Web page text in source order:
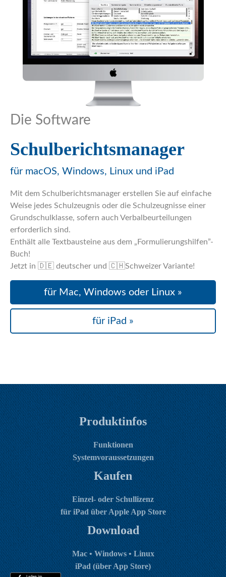
Die Software
Schulberichtsmanager
für macOS, Windows, Linux und iPad
Mit dem Schulberichtsmanager erstellen Sie auf einfache
Weise jedes Schulzeugnis oder die Schulzeugnisse einer
Grundschulklasse, sofern auch Verbalbeurteilungen
erforderlich sind.
Enthält alle Textbausteine aus dem „Formulierungshilfen”-
Buch!
Jetzt in 🇩🇪 deutscher und 🇨🇭Schweizer Variante!
für Mac, Windows oder Linux »
für iPad »
Produktinfos
Funktionen
Systemvoraussetzungen
Kaufen
Einzel- oder Schullizenz
für iPad über Apple App Store
Download
Mac • Windows • Linux
iPad (über App Store)